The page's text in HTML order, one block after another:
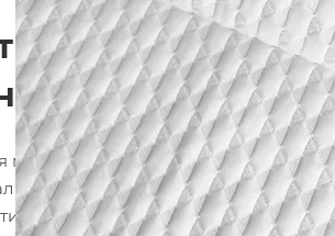
F018
матрасов собственного
для изготовления матрасов,
вязаной структуре материал